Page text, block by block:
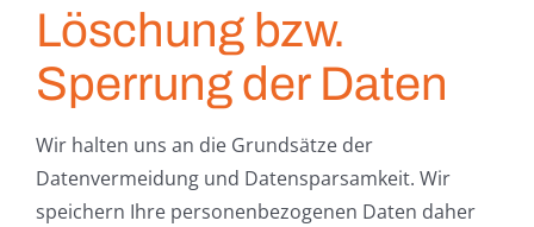
Löschung bzw.
Sperrung der Daten
Wir halten uns an die Grundsätze der
Datenvermeidung und Datensparsamkeit. Wir
speichern Ihre personenbezogenen Daten daher